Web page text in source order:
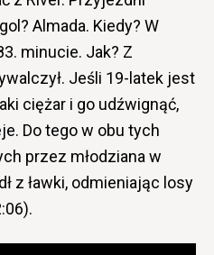
Almada. Kiedy? W
minucie. Jak? Z
Jeśli 19-latek jest
ciężar i go udźwignąć,
Do tego w obu tych
przez młodziana w
z ławki, odmieniając losy